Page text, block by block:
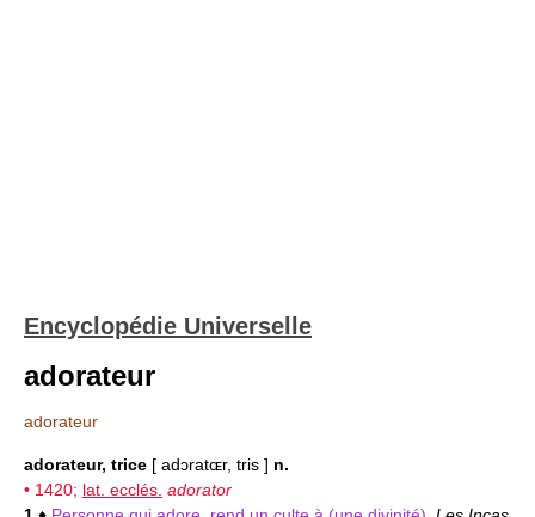
Encyclopédie Universelle
adorateur
adorateur
adorateur, trice [ adɔratɶr, tris ] n.
• 1420; lat. ecclés. adorator